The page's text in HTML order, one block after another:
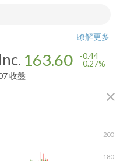
瞭解更多
163.60 -0.44
-0.27%
收盤
close
180
200